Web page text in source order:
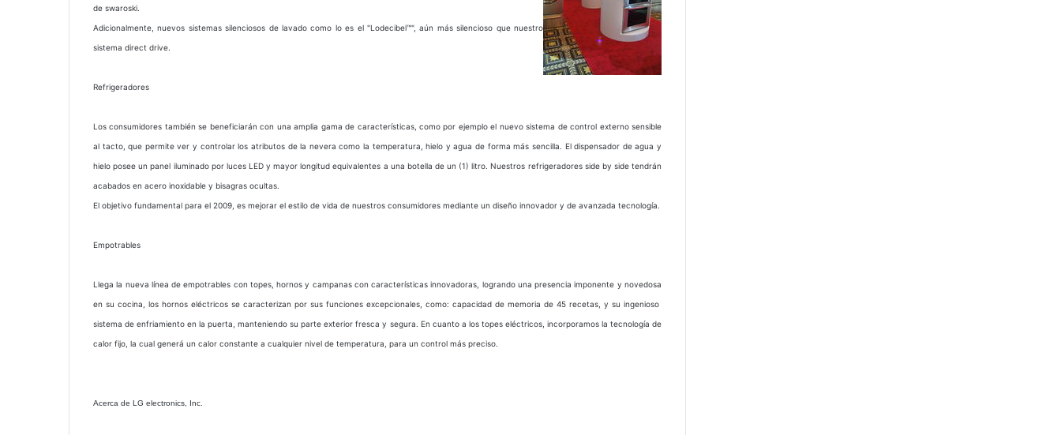
de swaroski.
Adicionalmente, nuevos sistemas silenciosos de lavado como lo es el "Lodecibel™", aún más silencioso que nuestro
sistema direct drive.
Refrigeradores
Los consumidores también se beneficiarán con una amplia gama de características, como por ejemplo el nuevo sistema de control externo sensible
al tacto, que permite ver y controlar los atributos de la nevera como la temperatura, hielo y agua de forma más sencilla. El dispensador de agua y
hielo posee un panel iluminado por luces LED y mayor longitud equivalentes a una botella de un (1) litro. Nuestros refrigeradores side by side tendrán
acabados en acero inoxidable y bisagras ocultas.
El objetivo fundamental para el 2009, es mejorar el estilo de vida de nuestros consumidores mediante un diseño innovador y de avanzada tecnología.
Empotrables
Llega la nueva línea de empotrables con topes, hornos y campanas con características innovadoras, logrando una presencia imponente y novedosa
en su cocina, los hornos eléctricos se caracterizan por sus funciones excepcionales, como: capacidad de memoria de 45 recetas, y su ingenioso
sistema de enfriamiento en la puerta, manteniendo su parte exterior fresca y segura. En cuanto a los topes eléctricos, incorporamos la tecnología de
calor fijo, la cual generá un calor constante a cualquier nivel de temperatura, para un control más preciso.
Acerca de LG electronics, Inc.